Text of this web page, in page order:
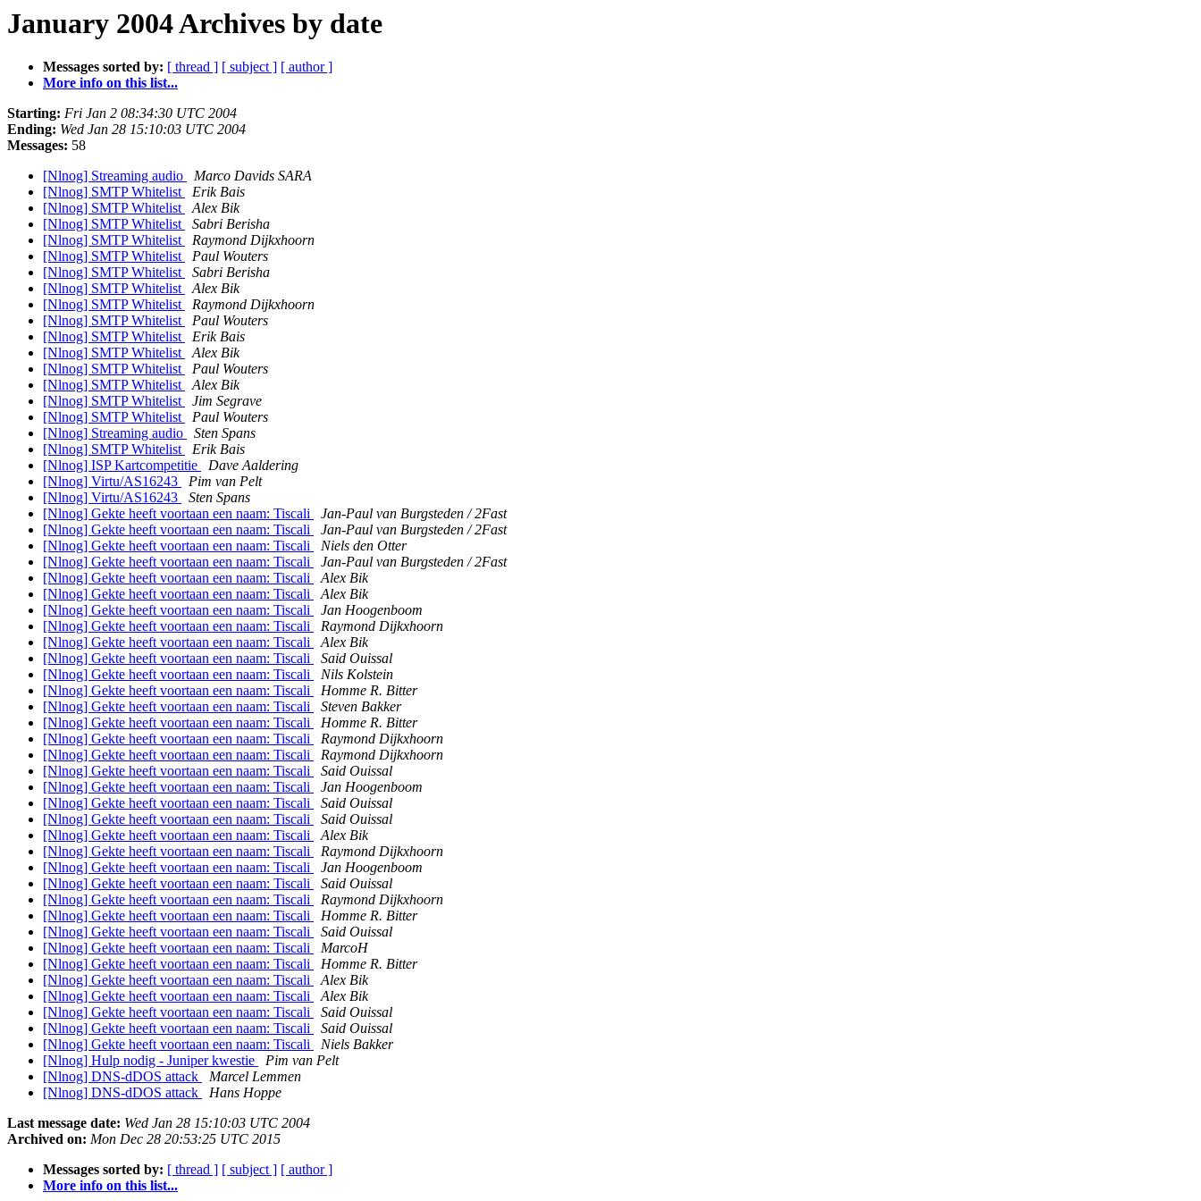
January 2004 Archives by date
Messages sorted by: [ thread ] [ subject ] [ author ]
More info on this list...
Starting: Fri Jan 2 08:34:30 UTC 2004
Ending: Wed Jan 28 15:10:03 UTC 2004
Messages: 58
[Nlnog] Streaming audio
Marco Davids SARA
[Nlnog] SMTP Whitelist
Erik Bais
[Nlnog] SMTP Whitelist
Alex Bik
[Nlnog] SMTP Whitelist
Sabri Berisha
[Nlnog] SMTP Whitelist
Raymond Dijkxhoorn
[Nlnog] SMTP Whitelist
Paul Wouters
[Nlnog] SMTP Whitelist
Sabri Berisha
[Nlnog] SMTP Whitelist
Alex Bik
[Nlnog] SMTP Whitelist
Raymond Dijkxhoorn
[Nlnog] SMTP Whitelist
Paul Wouters
[Nlnog] SMTP Whitelist
Erik Bais
[Nlnog] SMTP Whitelist
Alex Bik
[Nlnog] SMTP Whitelist
Paul Wouters
[Nlnog] SMTP Whitelist
Alex Bik
[Nlnog] SMTP Whitelist
Jim Segrave
[Nlnog] SMTP Whitelist
Paul Wouters
[Nlnog] Streaming audio
Sten Spans
[Nlnog] SMTP Whitelist
Erik Bais
[Nlnog] ISP Kartcompetitie
Dave Aaldering
[Nlnog] Virtu/AS16243
Pim van Pelt
[Nlnog] Virtu/AS16243
Sten Spans
[Nlnog] Gekte heeft voortaan een naam: Tiscali
Jan-Paul van Burgsteden / 2Fast
[Nlnog] Gekte heeft voortaan een naam: Tiscali
Jan-Paul van Burgsteden / 2Fast
[Nlnog] Gekte heeft voortaan een naam: Tiscali
Niels den Otter
[Nlnog] Gekte heeft voortaan een naam: Tiscali
Jan-Paul van Burgsteden / 2Fast
[Nlnog] Gekte heeft voortaan een naam: Tiscali
Alex Bik
[Nlnog] Gekte heeft voortaan een naam: Tiscali
Alex Bik
[Nlnog] Gekte heeft voortaan een naam: Tiscali
Jan Hoogenboom
[Nlnog] Gekte heeft voortaan een naam: Tiscali
Raymond Dijkxhoorn
[Nlnog] Gekte heeft voortaan een naam: Tiscali
Alex Bik
[Nlnog] Gekte heeft voortaan een naam: Tiscali
Said Ouissal
[Nlnog] Gekte heeft voortaan een naam: Tiscali
Nils Kolstein
[Nlnog] Gekte heeft voortaan een naam: Tiscali
Homme R. Bitter
[Nlnog] Gekte heeft voortaan een naam: Tiscali
Steven Bakker
[Nlnog] Gekte heeft voortaan een naam: Tiscali
Homme R. Bitter
[Nlnog] Gekte heeft voortaan een naam: Tiscali
Raymond Dijkxhoorn
[Nlnog] Gekte heeft voortaan een naam: Tiscali
Raymond Dijkxhoorn
[Nlnog] Gekte heeft voortaan een naam: Tiscali
Said Ouissal
[Nlnog] Gekte heeft voortaan een naam: Tiscali
Jan Hoogenboom
[Nlnog] Gekte heeft voortaan een naam: Tiscali
Said Ouissal
[Nlnog] Gekte heeft voortaan een naam: Tiscali
Said Ouissal
[Nlnog] Gekte heeft voortaan een naam: Tiscali
Alex Bik
[Nlnog] Gekte heeft voortaan een naam: Tiscali
Raymond Dijkxhoorn
[Nlnog] Gekte heeft voortaan een naam: Tiscali
Jan Hoogenboom
[Nlnog] Gekte heeft voortaan een naam: Tiscali
Said Ouissal
[Nlnog] Gekte heeft voortaan een naam: Tiscali
Raymond Dijkxhoorn
[Nlnog] Gekte heeft voortaan een naam: Tiscali
Homme R. Bitter
[Nlnog] Gekte heeft voortaan een naam: Tiscali
Said Ouissal
[Nlnog] Gekte heeft voortaan een naam: Tiscali
MarcoH
[Nlnog] Gekte heeft voortaan een naam: Tiscali
Homme R. Bitter
[Nlnog] Gekte heeft voortaan een naam: Tiscali
Alex Bik
[Nlnog] Gekte heeft voortaan een naam: Tiscali
Alex Bik
[Nlnog] Gekte heeft voortaan een naam: Tiscali
Said Ouissal
[Nlnog] Gekte heeft voortaan een naam: Tiscali
Said Ouissal
[Nlnog] Gekte heeft voortaan een naam: Tiscali
Niels Bakker
[Nlnog] Hulp nodig - Juniper kwestie
Pim van Pelt
[Nlnog] DNS-dDOS attack
Marcel Lemmen
[Nlnog] DNS-dDOS attack
Hans Hoppe
Last message date: Wed Jan 28 15:10:03 UTC 2004
Archived on: Mon Dec 28 20:53:25 UTC 2015
Messages sorted by: [ thread ] [ subject ] [ author ]
More info on this list...